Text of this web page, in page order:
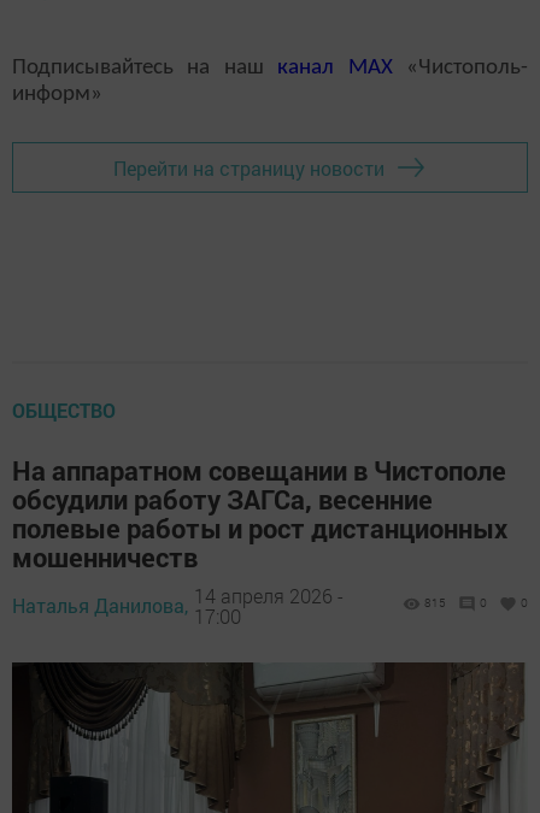
Подписывайтесь на наш канал MAX«Чистополь-
информ»
Перейти на страницу новости
ОБЩЕСТВО
На аппаратном совещании в Чистополе
обсудили работу ЗАГСа, весенние
полевые работы и рост дистанционных
мошенничеств
Наталья Данилова, 14 апреля 2026 -
17:00
815 0 0